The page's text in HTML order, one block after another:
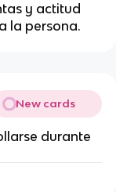
y actitud
la persona.
New cards
durante